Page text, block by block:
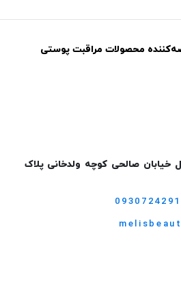
محصولات مراقبت پوستی
خیابان صالحی کوچه ولدخانی پلاک